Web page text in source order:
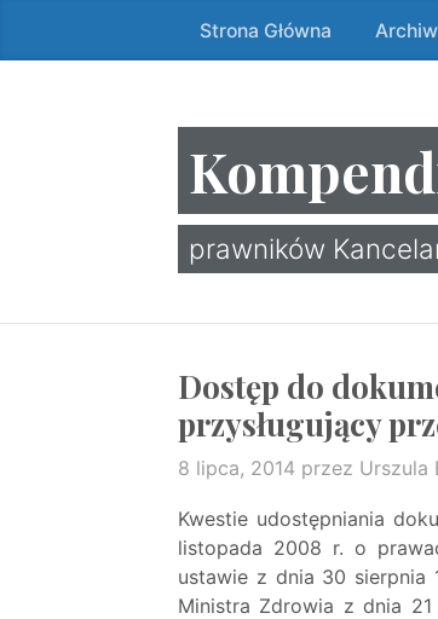
do
Strona Główna
prawników
Dostęp do
przysługujący
8 lipca, 2014 przez Urszula
Kwestie udostępniania
listopada 2008 r. o
ustawie z dnia 30 sierpnia
Ministra Zdrowia z dnia